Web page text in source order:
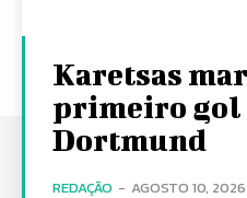
Karetsas
primeiro gol
Dortmund
REDAÇÃO - AGOSTO 10, 2026